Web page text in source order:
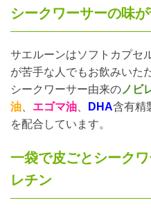
シークワーサーの味
サエルーンはソフトカプセ
が苦手な人でもお飲みいた
シークワーサー由来の ノビ
油
エゴマ油 DHA含有精
を配合しています。
一袋で皮ごとシーク
レチン